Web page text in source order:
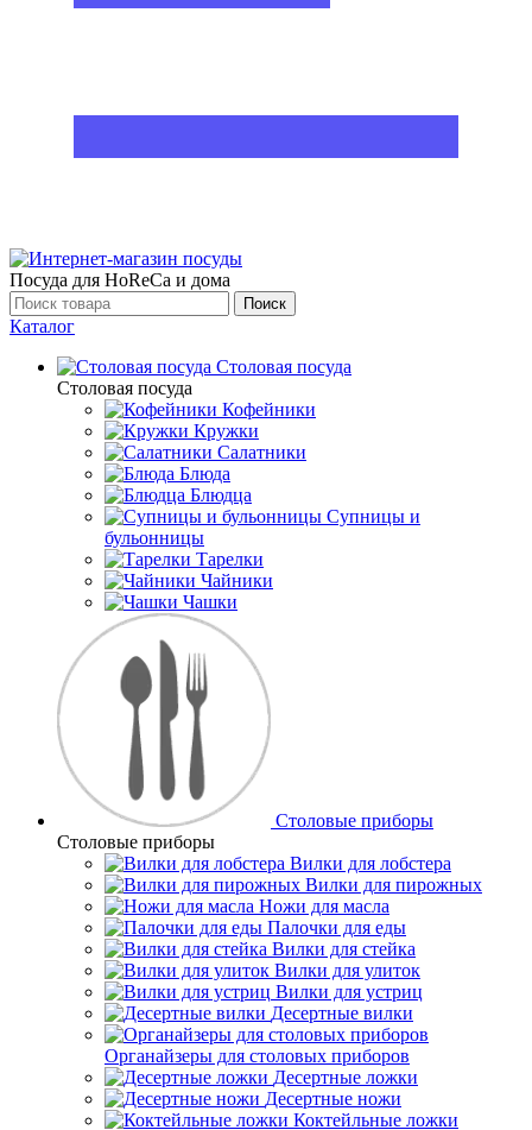
Посуда для HoReCa и дома
Поиск
Каталог
Столовая посуда
Столовая посуда
Кофейники
Кружки
Салатники
Блюда
Блюдца
Супницы и
бульонницы
Тарелки
Чайники
Чашки
Cтоловые приборы
Cтоловые приборы
Вилки для лобстера
Вилки для пирожных
Ножи для масла
Палочки для еды
Вилки для стейка
Вилки для улиток
Вилки для устриц
Десертные вилки
Органайзеры для столовых приборов
Десертные ложки
Десертные ножи
Коктейльные ложки